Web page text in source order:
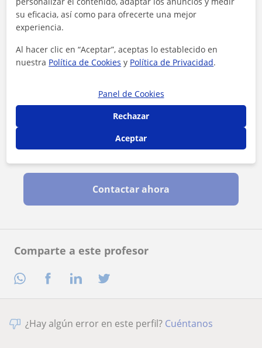
Comparte a este profesor
Contactar ahora
¿Hay algún error en este perfil? Cuéntanos
su eficacia, así como para ofrecerte una mejor
experiencia.
Al hacer clic en “Aceptar”, aceptas lo establecido en
nuestra Política de Cookies y Política de Privacidad.
Panel de Cookies
Rechazar
Aceptar